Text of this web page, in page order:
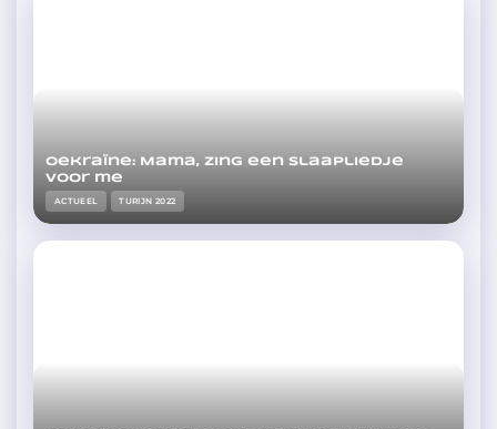
Oekraïne: Mama, zing een slaapliedje
voor me
ACTUEEL TURIJN 2022